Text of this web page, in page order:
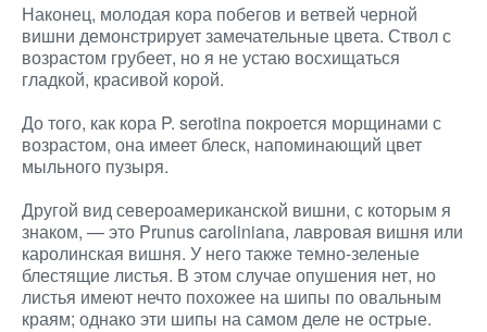
Наконец, молодая кора побегов и ветвей черной
вишни демонстрирует замечательные цвета. Ствол с
возрастом грубеет, но я не устаю восхищаться
гладкой, красивой корой.
До того, как кора P. serotina покроется морщинами с
возрастом, она имеет блеск, напоминающий цвет
мыльного пузыря.
Другой вид североамериканской вишни, с которым я
знаком, — это Prunus caroliniana, лавровая вишня или
каролинская вишня. У него также темно-зеленые
блестящие листья. В этом случае опушения нет, но
листья имеют нечто похожее на шипы по овальным
краям; однако эти шипы на самом деле не острые.